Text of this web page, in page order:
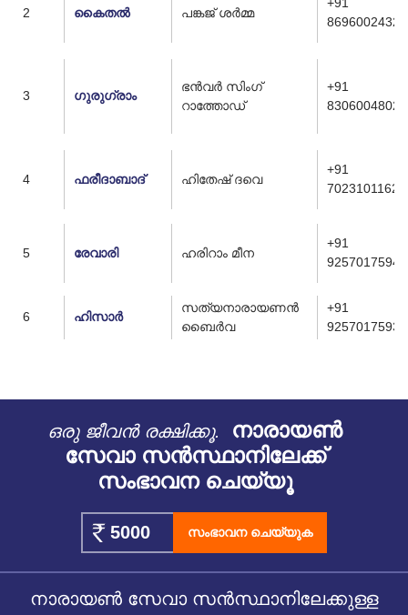
2 കൈതൽ പങ്കജ് ശർമ്മ
8696002432
3 ഗുരുഗ്രാം
ഭൻവർ സിംഗ്
റാത്തോഡ്
+91
8306004802
4 ഫരീദാബാദ് ഹിതേഷ് ദവെ
+91
7023101162
5 രേവാരി ഹരിറാം മീന
+91
9257017594
6 ഹിസാർ
സത്യനാരായണൻ
ബൈർവ
+91
9257017593
ഒരു ജീവൻ രക്ഷിക്കൂ.
നാരായൺ
സേവാ സൻസ്ഥാനിലേക്ക്
സംഭാവന ചെയ്യൂ
സംഭാവന ചെയ്യുക
നാരായൺ സേവാ സൻസ്ഥാനിലേക്കുള്ള